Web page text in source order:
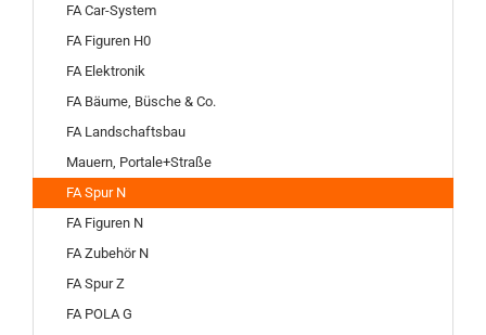
FA Car-System
FA Figuren H0
FA Elektronik
FA Bäume, Büsche & Co.
FA Landschaftsbau
Mauern, Portale+Straße
FA Spur N
FA Figuren N
FA Zubehör N
FA Spur Z
FA POLA G